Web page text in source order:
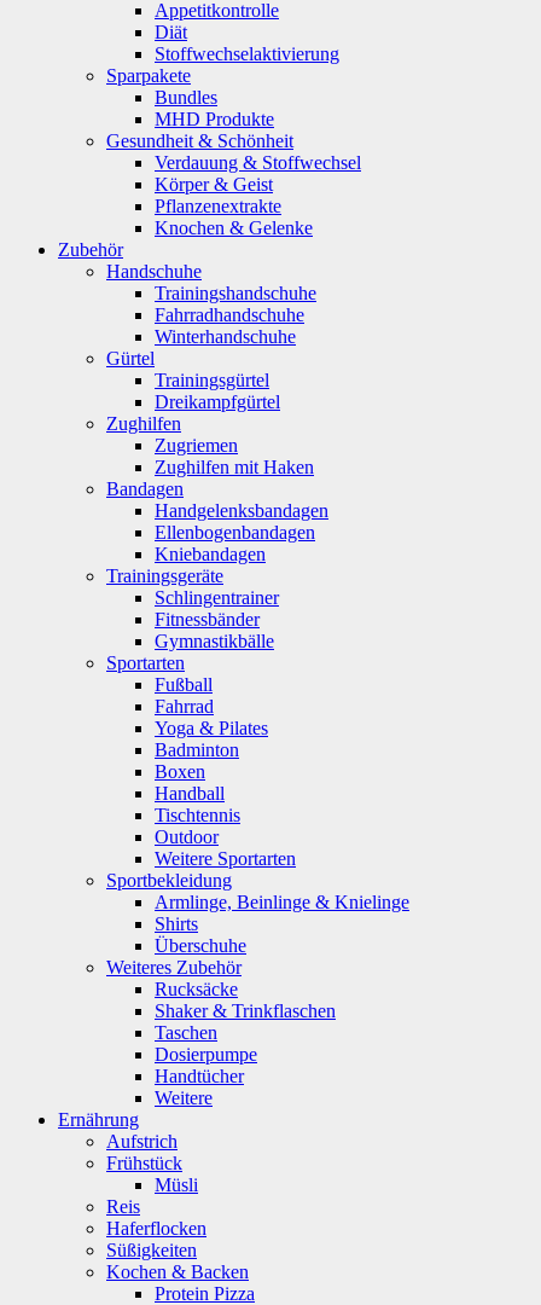
Appetitkontrolle
Diät
Stoffwechselaktivierung
Sparpakete
Bundles
MHD Produkte
Gesundheit & Schönheit
Verdauung & Stoffwechsel
Körper & Geist
Pflanzenextrakte
Knochen & Gelenke
Zubehör
Handschuhe
Trainingshandschuhe
Fahrradhandschuhe
Winterhandschuhe
Gürtel
Trainingsgürtel
Dreikampfgürtel
Zughilfen
Zugriemen
Zughilfen mit Haken
Bandagen
Handgelenksbandagen
Ellenbogenbandagen
Kniebandagen
Trainingsgeräte
Schlingentrainer
Fitnessbänder
Gymnastikbälle
Sportarten
Fußball
Fahrrad
Yoga & Pilates
Badminton
Boxen
Handball
Tischtennis
Outdoor
Weitere Sportarten
Sportbekleidung
Armlinge, Beinlinge & Knielinge
Shirts
Überschuhe
Weiteres Zubehör
Rucksäcke
Shaker & Trinkflaschen
Taschen
Dosierpumpe
Handtücher
Weitere
Ernährung
Aufstrich
Frühstück
Müsli
Reis
Haferflocken
Süßigkeiten
Kochen & Backen
Protein Pizza